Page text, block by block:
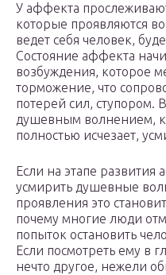
У аффекта
которые проявляются
ведет себя человек,
Состояние аффекта
возбуждения, которое
торможение, что
потерей сил, ступором.
душевным волнением,
полностью исчезает,
Если на этапе
усмирить душевные
проявления это
почему многие люди
попыток остановить
Если посмотреть ему в
нечто другое, нежели